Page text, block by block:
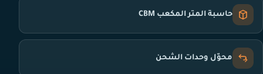
حاسبة المتر المكعب CBM
محوّل وحدات الشحن